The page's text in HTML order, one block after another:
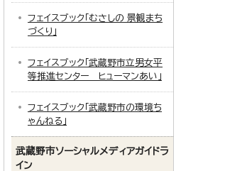
フェイスブック「むさしの 景観まち
づくり」
フェイスブック「武蔵野市立男女平
等推進センター ヒューマンあい」
フェイスブック「武蔵野市の環境ち
ゃんねる」
武蔵野市ソーシャルメディアガイドラ
イン